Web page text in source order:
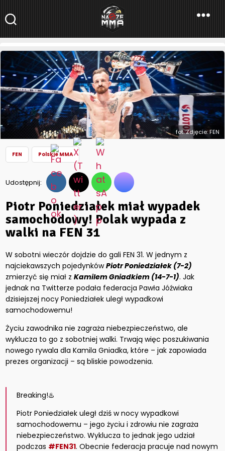
NaszeMMA
NaszeMMA.pl»Aktualności»Polskie MMA»FEN»Piotr Poniedziałek
miał wypadek samochodowy! Polak wypada z walki na FEN 31
fot. Zdjęcie: FEN
FEN Polskie MMA
Udostępnij:
Piotr Poniedziałek miał wypadek
samochodowy! Polak wypada z
walki na FEN 31
W sobotni wieczór dojdzie do gali FEN 31. W jednym z
najciekawszych pojedynkówPiotr Poniedziałek (7-2)
zmierzyć się miał zKamilem Gniadkiem (14-7-1). Jak
jednak na Twitterze podała federacja Pawła Jóźwiaka
dzisiejszej nocy Poniedziałek uległ wypadkowi
samochodowemu!
Życiu zawodnika nie zagraża niebezpieczeństwo, ale
wyklucza to go z sobotniej walki. Trwają więc poszukiwania
nowego rywala dla Kamila Gniadka, które – jak zapowiada
prezes organizacji – są bliskie powodzenia.
Breaking!♨️
Piotr Poniedziałek uległ dziś w nocy wypadkowi
samochodowemu – jego życiu i zdrowiu nie zagraża
niebezpieczeństwo. Wyklucza to jednak jego udział
podczas #FEN31. Obecnie federacja pracuje nad nowym